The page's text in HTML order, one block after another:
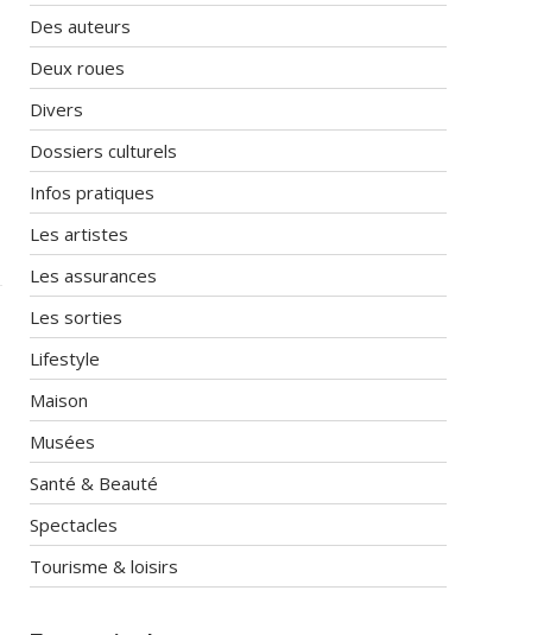
Des auteurs
Deux roues
Divers
Dossiers culturels
Infos pratiques
Les artistes
Les assurances
Les sorties
Lifestyle
Maison
Musées
Santé & Beauté
Spectacles
Tourisme & loisirs